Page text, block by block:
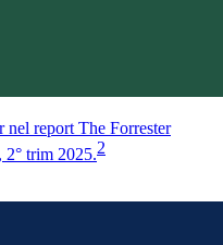
nel report The Forrester
trim 2025.2